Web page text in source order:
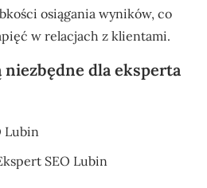
osiągania wyników, co
w relacjach z klientami.
niezbędne dla eksperta
SEO Lubin